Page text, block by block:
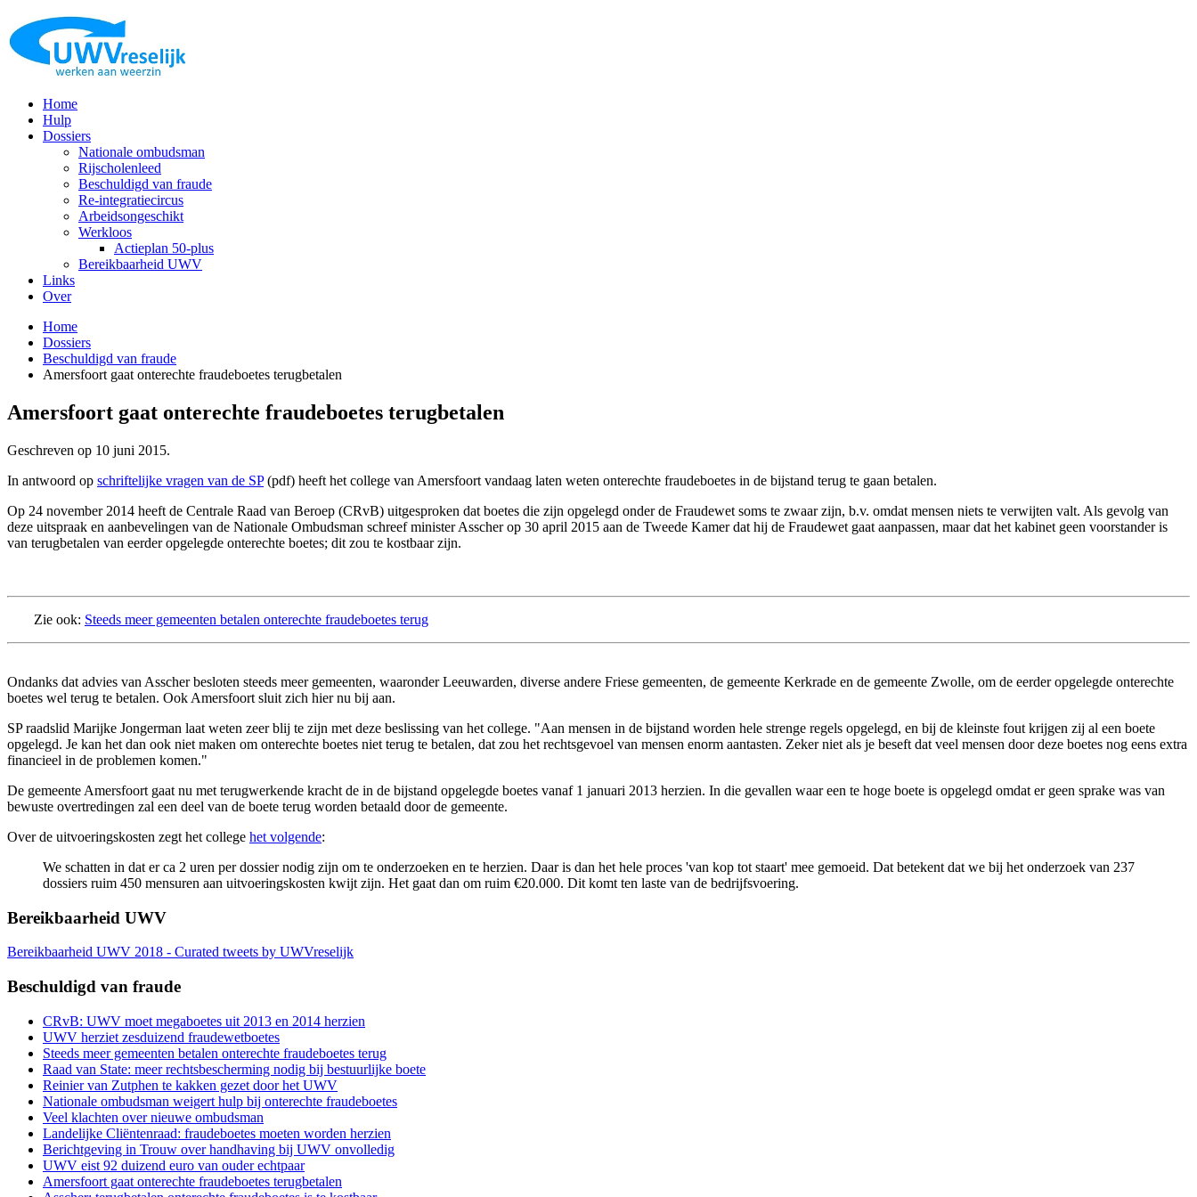
Home
Hulp
Dossiers
Nationale ombudsman
Rijscholenleed
Beschuldigd van fraude
Re-integratiecircus
Arbeidsongeschikt
Werkloos
Actieplan 50-plus
Bereikbaarheid UWV
Links
Over
Home
Dossiers
Beschuldigd van fraude
Amersfoort gaat onterechte fraudeboetes terugbetalen
Amersfoort gaat onterechte fraudeboetes terugbetalen
Geschreven op 10 juni 2015.
In antwoord op schriftelijke vragen van de SP(pdf) heeft het college van Amersfoort vandaag laten weten onterechte fraudeboetes in de bijstand terug te gaan betalen.
Op 24 november 2014 heeft de Centrale Raad van Beroep (CRvB) uitgesproken dat boetes die zijn opgelegd onder de Fraudewet soms te zwaar zijn, b.v. omdat mensen niets te verwijten valt. Als gevolg van
deze uitspraak en aanbevelingen van de Nationale Ombudsman schreef minister Asscher op 30 april 2015 aan de Tweede Kamer dat hij de Fraudewet gaat aanpassen, maar dat het kabinet geen voorstander is
van terugbetalen van eerder opgelegde onterechte boetes; dit zou te kostbaar zijn.
Zie ook: Steeds meer gemeenten betalen onterechte fraudeboetes terug
Ondanks dat advies van Asscher besloten steeds meer gemeenten, waaronder Leeuwarden, diverse andere Friese gemeenten, de gemeente Kerkrade en de gemeente Zwolle, om de eerder opgelegde onterechte
boetes wel terug te betalen. Ook Amersfoort sluit zich hier nu bij aan.
SP raadslid Marijke Jongerman laat weten zeer blij te zijn met deze beslissing van het college. "Aan mensen in de bijstand worden hele strenge regels opgelegd, en bij de kleinste fout krijgen zij al een boete
opgelegd. Je kan het dan ook niet maken om onterechte boetes niet terug te betalen, dat zou het rechtsgevoel van mensen enorm aantasten. Zeker niet als je beseft dat veel mensen door deze boetes nog eens extra
financieel in de problemen komen."
De gemeente Amersfoort gaat nu met terugwerkende kracht de in de bijstand opgelegde boetes vanaf 1 januari 2013 herzien. In die gevallen waar een te hoge boete is opgelegd omdat er geen sprake was van
bewuste overtredingen zal een deel van de boete terug worden betaald door de gemeente.
Over de uitvoeringskosten zegt het college het volgende:
We schatten in dat er ca 2 uren per dossier nodig zijn om te onderzoeken en te herzien. Daar is dan het hele proces 'van kop tot staart' mee gemoeid. Dat betekent dat we bij het onderzoek van 237
dossiers ruim 450 mensuren aan uitvoeringskosten kwijt zijn. Het gaat dan om ruim €20.000. Dit komt ten laste van de bedrijfsvoering.
Bereikbaarheid UWV
Bereikbaarheid UWV 2018 - Curated tweets by UWVreselijk
Beschuldigd van fraude
CRvB: UWV moet megaboetes uit 2013 en 2014 herzien
UWV herziet zesduizend fraudewetboetes
Steeds meer gemeenten betalen onterechte fraudeboetes terug
Raad van State: meer rechtsbescherming nodig bij bestuurlijke boete
Reinier van Zutphen te kakken gezet door het UWV
Nationale ombudsman weigert hulp bij onterechte fraudeboetes
Veel klachten over nieuwe ombudsman
Landelijke Cliëntenraad: fraudeboetes moeten worden herzien
Berichtgeving in Trouw over handhaving bij UWV onvolledig
UWV eist 92 duizend euro van ouder echtpaar
Amersfoort gaat onterechte fraudeboetes terugbetalen